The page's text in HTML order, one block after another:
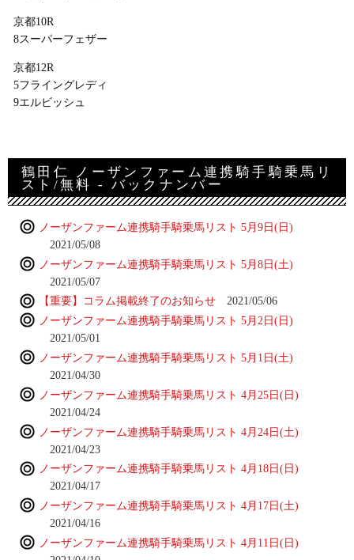
京都10R
8スーパーフェザー
京都12R
5フライングレディ
9エルビッシュ
鶴田仁 ノーザンファーム連携騎手騎乗馬リ
スト/無料 - バックナンバー
ノーザンファーム連携騎手騎乗馬リスト 5月9日(日)
2021/05/08
ノーザンファーム連携騎手騎乗馬リスト 5月8日(土)
2021/05/07
【重要】コラム掲載終了のお知らせ
2021/05/06
ノーザンファーム連携騎手騎乗馬リスト 5月2日(日)
2021/05/01
ノーザンファーム連携騎手騎乗馬リスト 5月1日(土)
2021/04/30
ノーザンファーム連携騎手騎乗馬リスト 4月25日(日)
2021/04/24
ノーザンファーム連携騎手騎乗馬リスト 4月24日(土)
2021/04/23
ノーザンファーム連携騎手騎乗馬リスト 4月18日(日)
2021/04/17
ノーザンファーム連携騎手騎乗馬リスト 4月17日(土)
2021/04/16
ノーザンファーム連携騎手騎乗馬リスト 4月11日(日)